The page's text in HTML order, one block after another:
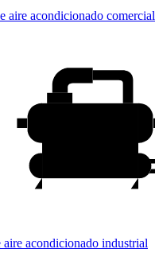
aire acondicionado comercial
aire acondicionado industrial